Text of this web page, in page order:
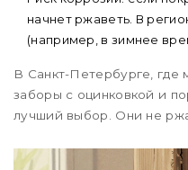
начнет ржаветь. В
(например, в зимнее
В Санкт-Петербурге, где
заборы с оцинковкой и
лучший выбор. Они не